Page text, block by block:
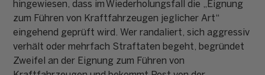
hingewiesen, dass im Wiederholungsfall die „Eignung
zum Führen von Kraftfahrzeugen jeglicher Art“
eingehend geprüft wird. Wer randaliert, sich aggressiv
verhält oder mehrfach Straftaten begeht, begründet
Zweifel an der Eignung zum Führen von